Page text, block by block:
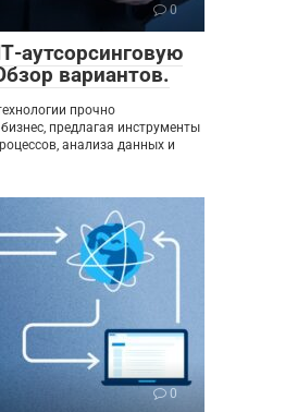
0
аутсорсинговую
вариантов.
прочно
предлагая инструменты
анализа данных и
0